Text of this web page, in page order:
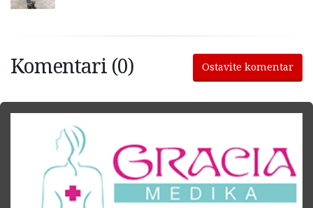
Komentari (0) Ostavite komentar